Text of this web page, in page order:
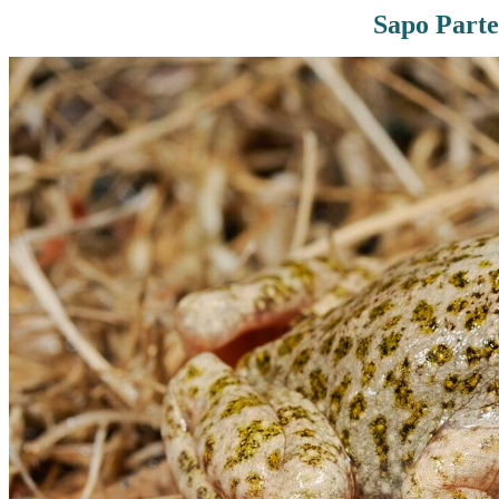
Terremotos
Topográficos
Vértices Geodésicos
Sapo